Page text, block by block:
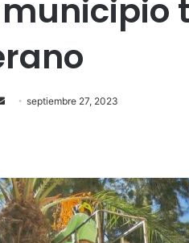
Send septiembre 27, 2023